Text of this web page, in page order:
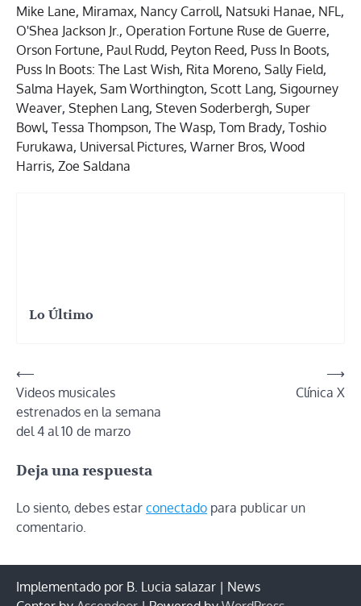
Mike Lane, Miramax, Nancy Carroll, Natsuki Hanae, NFL,
O'Shea Jackson Jr., Operation Fortune Ruse de Guerre,
Orson Fortune, Paul Rudd, Peyton Reed, Puss In Boots,
Puss In Boots: The Last Wish, Rita Moreno, Sally Field,
Salma Hayek, Sam Worthington, Scott Lang, Sigourney
Weaver, Stephen Lang, Steven Soderbergh, Super
Bowl, Tessa Thompson, The Wasp, Tom Brady, Toshio
Furukawa, Universal Pictures, Warner Bros, Wood
Harris, Zoe Saldana
Lo Último
Navegación
de
entradas
⟵
Videos musicales
estrenados en la semana
del 4 al 10 de marzo
Clínica X
⟶
Deja una respuesta
Lo siento, debes estar conectado para publicar un
comentario.
Implementado por B. Lucia salazar | News